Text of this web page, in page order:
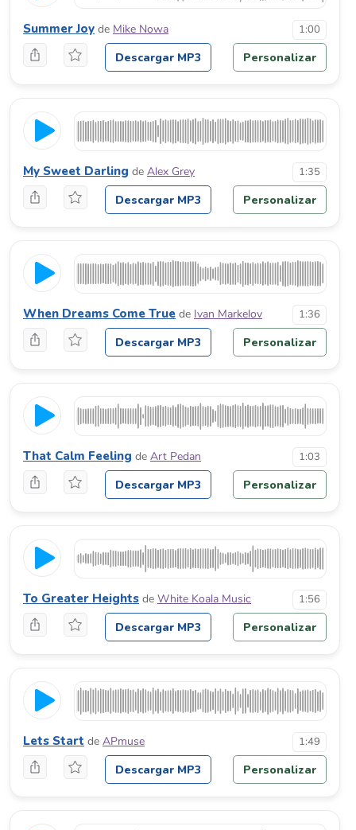
Summer Joy de Mike Nowa 1:00
Descargar MP3 Personalizar
My Sweet Darling de Alex Grey 1:35
Descargar MP3 Personalizar
When Dreams Come True de Ivan Markelov 1:36
Descargar MP3 Personalizar
That Calm Feeling de Art Pedan 1:03
Descargar MP3 Personalizar
To Greater Heights de White Koala Music 1:56
Descargar MP3 Personalizar
Lets Start de APmuse 1:49
Descargar MP3 Personalizar